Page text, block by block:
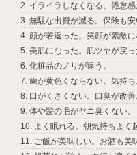
イライラしなくなる。倦怠感
無駄な出費が減る。保険も安
顔が若返った。笑顔が素敵に
美肌になった。肌ツヤが戻っ
化粧品のノリが違う。
歯が黄色くならない。気持
口がくさくない。口臭が改善
体や髪の毛がヤニ臭くない。
よく眠れる。朝気持ちよく
ご飯が美味しい。お酒も美